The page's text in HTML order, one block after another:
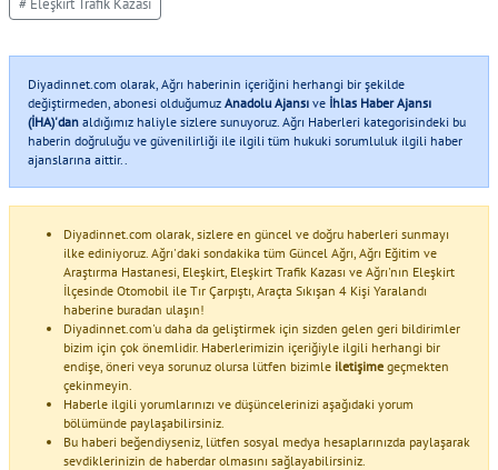
Diyadinnet.com olarak, Ağrı haberinin içeriğini herhangi bir şekilde
değiştirmeden, abonesi olduğumuz Anadolu Ajansı ve İhlas Haber Ajansı
(İHA)'dan aldığımız haliyle sizlere sunuyoruz. Ağrı Haberleri kategorisindeki bu
haberin doğruluğu ve güvenilirliği ile ilgili tüm hukuki sorumluluk ilgili haber
ajanslarına aittir..
Diyadinnet.com olarak, sizlere en güncel ve doğru haberleri sunmayı
ilke ediniyoruz. Ağrı'daki sondakika tüm Güncel Ağrı, Ağrı Eğitim ve
Araştırma Hastanesi, Eleşkirt, Eleşkirt Trafik Kazası ve Ağrı'nın Eleşkirt
İlçesinde Otomobil ile Tır Çarpıştı, Araçta Sıkışan 4 Kişi Yaralandı
haberine buradan ulaşın!
Diyadinnet.com'u daha da geliştirmek için sizden gelen geri bildirimler
bizim için çok önemlidir. Haberlerimizin içeriğiyle ilgili herhangi bir
endişe, öneri veya sorunuz olursa lütfen bizimle iletişime geçmekten
çekinmeyin.
Haberle ilgili yorumlarınızı ve düşüncelerinizi aşağıdaki yorum
bölümünde paylaşabilirsiniz.
Bu haberi beğendiyseniz, lütfen sosyal medya hesaplarınızda paylaşarak
sevdiklerinizin de haberdar olmasını sağlayabilirsiniz.